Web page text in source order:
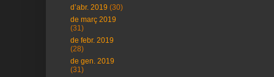
d’abr. 2019 (30)
de març 2019
(31)
de febr. 2019
(28)
de gen. 2019
(31)